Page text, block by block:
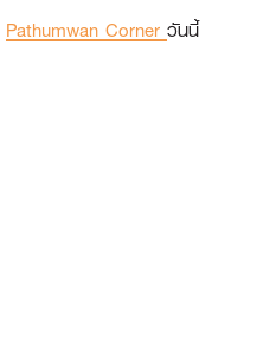
Pathumwan Corner วันนี้